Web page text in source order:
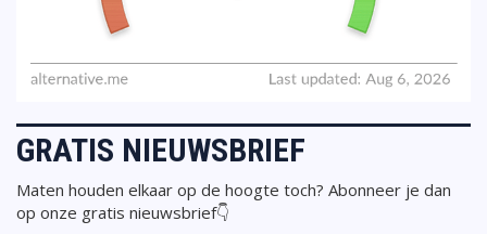
GRATIS NIEUWSBRIEF
Maten houden elkaar op de hoogte toch? Abonneer je dan
op onze gratis nieuwsbrief👇